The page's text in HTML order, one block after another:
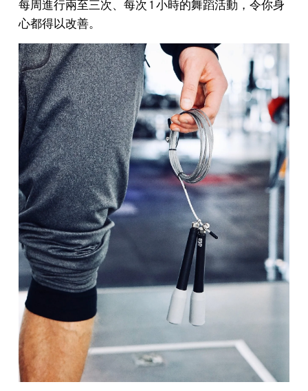
每周進行兩至三次、每次 1 小時的舞蹈活動，令你身
心都得以改善。